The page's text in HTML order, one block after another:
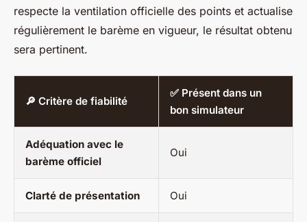
respecte la ventilation officielle des points et actualise
régulièrement le barème en vigueur, le résultat obtenu
sera pertinent.
🔎 Critère de fiabilité
✅ Présent dans un
bon simulateur
Adéquation avec le
barème officiel
Oui
Clarté de présentation Oui